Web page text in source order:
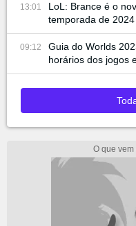
13:01
LoL: Brance é o
temporada de 2024
09:12
Guia do Worlds
horários dos jogos